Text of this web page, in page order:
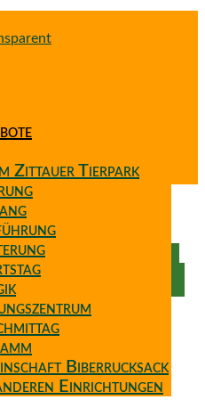
Zittauer Tierpark
Biberrucksack
Einrichtungen